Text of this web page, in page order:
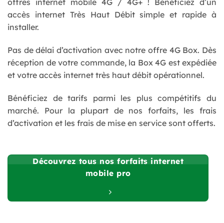
accès internet Très Haut Débit simple et rapide à
installer.
Pas de délai d’activation avec notre offre 4G Box. Dès
réception de votre commande, la Box 4G est expédiée
et votre accès internet très haut débit opérationnel.
Bénéficiez de tarifs parmi les plus compétitifs du
marché. Pour la plupart de nos forfaits, les frais
d’activation et les frais de mise en service sont offerts.
Découvrez tous nos forfaits internet
mobile pro